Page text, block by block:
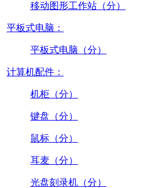
移动图形工作站（分）
平板式电脑：
平板式电脑（分）
计算机配件：
机柜（分）
键盘（分）
鼠标（分）
耳麦（分）
光盘刻录机（分）